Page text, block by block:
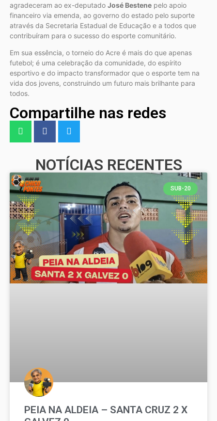
agradeceram ao ex-deputado José Bestene pelo apoio
financeiro via emenda, ao governo do estado pelo suporte
através da Secretaria Estadual de Educação e a todos que
contribuíram para o sucesso do esporte comunitário.
Em sua essência, o torneio do Acre é mais do que apenas
futebol; é uma celebração da comunidade, do espírito
esportivo e do impacto transformador que o esporte tem na
vida dos jovens, construindo um futuro mais brilhante para
todos.
Compartilhe nas redes
NOTÍCIAS RECENTES
SUB-20
PEIA NA ALDEIA – SANTA CRUZ 2 X